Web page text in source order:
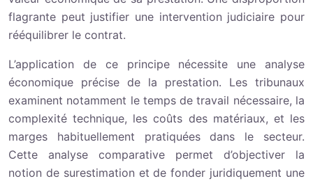
flagrante peut justifier une intervention judiciaire pour
rééquilibrer le contrat.
L’application de ce principe nécessite une analyse
économique précise de la prestation. Les tribunaux
examinent notamment le temps de travail nécessaire, la
complexité technique, les coûts des matériaux, et les
marges habituellement pratiquées dans le secteur.
Cette analyse comparative permet d’objectiver la
notion de surestimation et de fonder juridiquement une